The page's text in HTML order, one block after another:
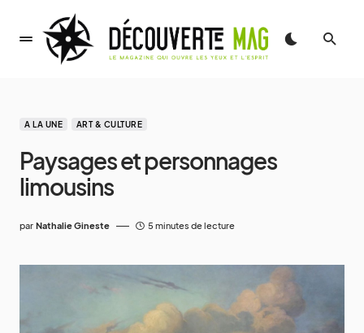
A LA UNE ART & CULTURE
Paysages et personnages
limousins
par Nathalie Gineste 5 minutes de lecture